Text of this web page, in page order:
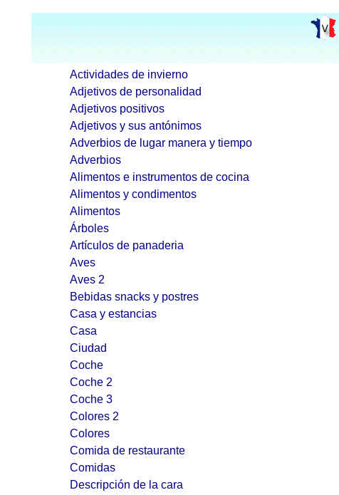
Actividades de invierno
Adjetivos de personalidad
Adjetivos positivos
Adjetivos y sus antónimos
Adverbios de lugar manera y tiempo
Adverbios
Alimentos e instrumentos de cocina
Alimentos y condimentos
Alimentos
Árboles
Artículos de panaderia
Aves
Aves 2
Bebidas snacks y postres
Casa y estancias
Casa
Ciudad
Coche
Coche 2
Coche 3
Colores 2
Colores
Comida de restaurante
Comidas
Descripción de la cara